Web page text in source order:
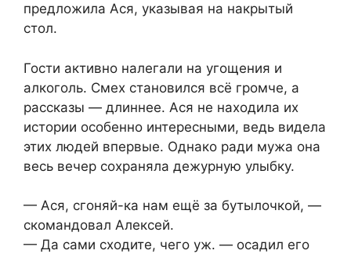
предложила Ася, указывая на накрытый
стол.
Гости активно налегали на угощения и
алкоголь. Смех становился всё громче, а
рассказы — длиннее. Ася не находила их
истории особенно интересными, ведь видела
этих людей впервые. Однако ради мужа она
весь вечер сохраняла дежурную улыбку.
— Ася, сгоняй-ка нам ещё за бутылочкой, —
скомандовал Алексей.
— Да сами сходите, чего уж. — осадил его